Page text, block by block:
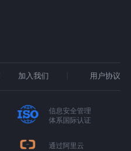
加入我们 用户协议
信息安全管理
体系国际认证
通过阿里云